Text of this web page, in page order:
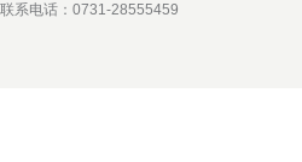
联系电话：0731-28555459